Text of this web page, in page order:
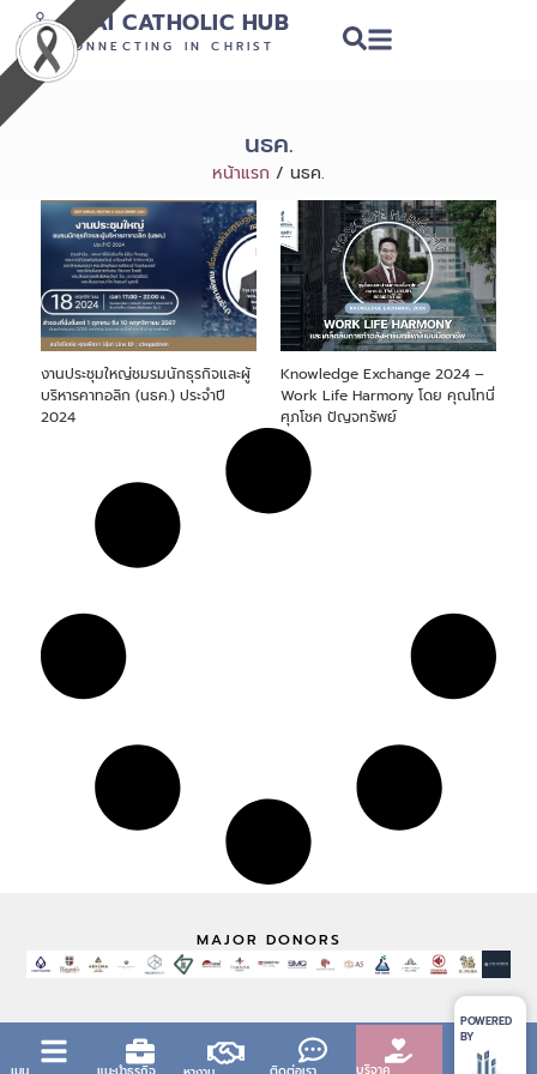
THAI CATHOLIC HUB
CONNECTING IN CHRIST
นธค.
หน้าแรก / นธค.
งานประชุมใหญ่ชมรมนักธุรกิจและผู้
บริหารคาทอลิก (นธค.) ประจำปี
2024
Knowledge Exchange 2024 –
Work Life Harmony โดย คุณโทนี่
ศุภโชค ปัญจทรัพย์
MAJOR DONORS
เมนู แนะนำธุรกิจ บริจาค
POWERED
BY